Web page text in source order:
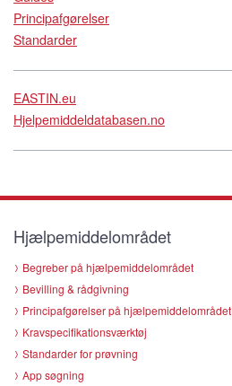
Principafgørelser
Standarder
EASTIN.eu
Hjelpemiddeldatabasen.no
Hjælpemiddelområdet
Begreber på hjælpemiddelområdet
Bevilling & rådgivning
Principafgørelser på hjælpemiddelområdet
Kravspecifikationsværktøj
Standarder for prøvning
App søgning